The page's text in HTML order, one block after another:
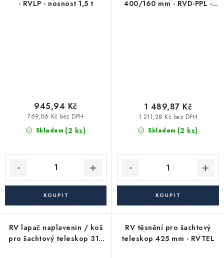
- RVLP - nosnost 1,5 t
Skladem (2 ks)
769,06 Kč bez DPH
945,94 Kč
400/160 mm - RVD-PPL -
Skladem (2 ks)
1 211,28 Kč bez DPH
1 489,87 Kč
RV lapač naplavenin / koš
pro šachtový teleskop 315
RV těsnění pro šachtový
teleskop 425 mm - RVTEL